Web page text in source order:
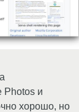
Photos и
хорошо, но